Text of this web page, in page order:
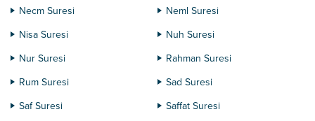
Necm Suresi
Neml Suresi
Nisa Suresi
Nuh Suresi
Nur Suresi
Rahman Suresi
Rum Suresi
Sad Suresi
Saf Suresi
Saffat Suresi